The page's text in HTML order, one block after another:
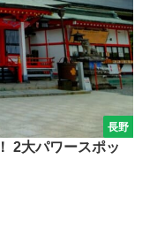
長野
2大パワースポッ